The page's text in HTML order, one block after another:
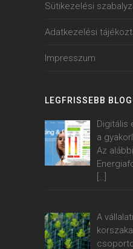
Sütikezelési
Adatkezelési
Impresszum
LEGFRISSEBB
Digitális
a
Az
[…]
A